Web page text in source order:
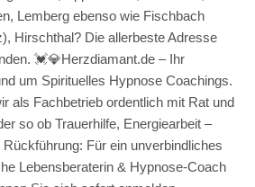
Lemberg ebenso wie Fischbach
Hirschthal? Die allerbeste Adresse
💓️💎Herzdiamant.de – Ihr
um Spirituelles Hypnose Coachings.
als Fachbetrieb ordentlich mit Rat und
so ob Trauerhilfe, Energiearbeit –
Für ein unverbindliches
Lebensberaterin & Hypnose-Coach